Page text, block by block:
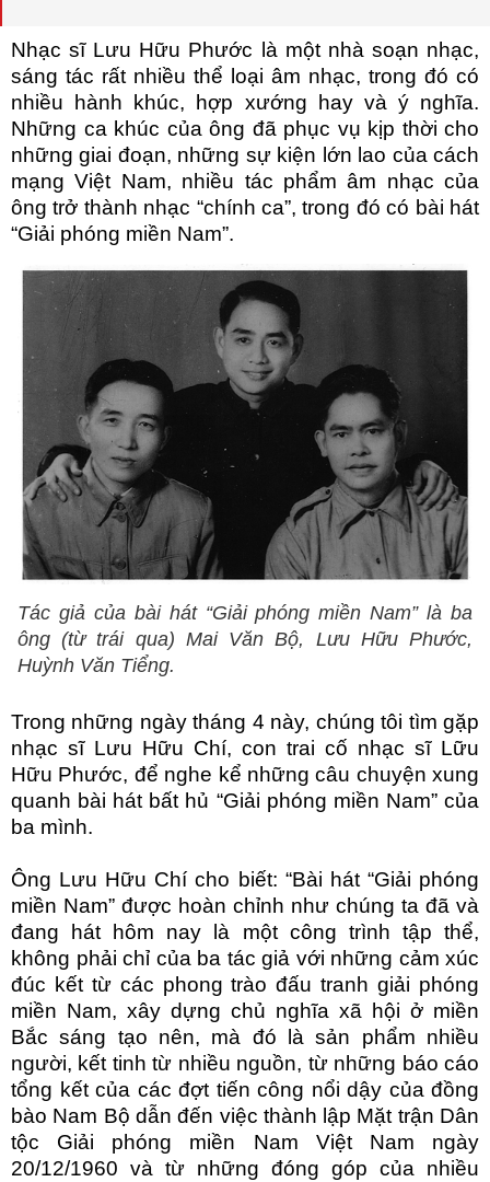
Nhạc sĩ Lưu Hữu Phước là một nhà soạn nhạc,
sáng tác rất nhiều thể loại âm nhạc, trong đó có
nhiều hành khúc, hợp xướng hay và ý nghĩa.
Những ca khúc của ông đã phục vụ kịp thời cho
những giai đoạn, những sự kiện lớn lao của cách
mạng Việt Nam, nhiều tác phẩm âm nhạc của
ông trở thành nhạc “chính ca”, trong đó có bài hát
“Giải phóng miền Nam”.
Tác giả của bài hát “Giải phóng miền Nam” là ba
ông (từ trái qua) Mai Văn Bộ, Lưu Hữu Phước,
Huỳnh Văn Tiểng.
Trong những ngày tháng 4 này, chúng tôi tìm gặp
nhạc sĩ Lưu Hữu Chí, con trai cố nhạc sĩ Lữu
Hữu Phước, để nghe kể những câu chuyện xung
quanh bài hát bất hủ “Giải phóng miền Nam” của
ba mình.
Ông Lưu Hữu Chí cho biết: “Bài hát “Giải phóng
miền Nam” được hoàn chỉnh như chúng ta đã và
đang hát hôm nay là một công trình tập thể,
không phải chỉ của ba tác giả với những cảm xúc
đúc kết từ các phong trào đấu tranh giải phóng
miền Nam, xây dựng chủ nghĩa xã hội ở miền
Bắc sáng tạo nên, mà đó là sản phẩm nhiều
người, kết tinh từ nhiều nguồn, từ những báo cáo
tổng kết của các đợt tiến công nổi dậy của đồng
bào Nam Bộ dẫn đến việc thành lập Mặt trận Dân
tộc Giải phóng miền Nam Việt Nam ngày
20/12/1960 và từ những đóng góp của nhiều